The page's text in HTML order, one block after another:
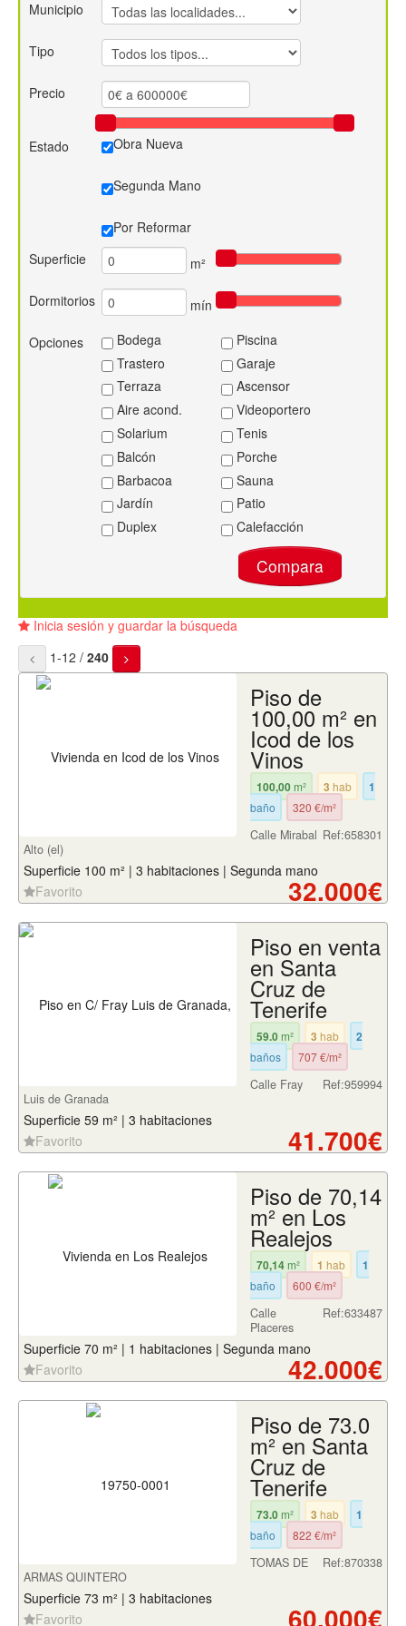
Contacto
Municipio
Tipo
Precio
Estado Obra Nueva
Segunda Mano
Por Reformar
Superficie
m²
Dormitorios mín
Opciones Bodega
Piscina
Trastero
Garaje
Terraza
Ascensor
Aire acond.
Videoportero
Solarium
Tenis
Balcón
Porche
Barbacoa
Sauna
Jardín
Patio
Duplex
Calefacción
Compara
Inicia sesión y guardar la búsqueda
1-12 / 240
Piso de
100,00 m² en
Icod de los
Vinos
100,00m² 3 hab 1
baño 320 €/m²
Ref:658301
Calle Mirabal
Alto (el)
Superficie 100 m² | 3 habitaciones | Segunda mano
Favorito
32.000€
Piso en venta
en Santa
Cruz de
Tenerife
59.0m² 3 hab 2
baños 707 €/m²
Ref:959994
Calle Fray
Luis de Granada
Superficie 59 m² | 3 habitaciones
Favorito
41.700€
Piso de 70,14
m² en Los
Realejos
70,14m² 1 hab 1
baño 600 €/m²
Ref:633487
Calle
Placeres
Superficie 70 m² | 1 habitaciones | Segunda mano
Favorito
42.000€
Piso de 73.0
m² en Santa
Cruz de
Tenerife
73.0m² 3 hab 1
baño 822 €/m²
Ref:870338
TOMAS DE
ARMAS QUINTERO
Superficie 73 m² | 3 habitaciones
Favorito
60.000€